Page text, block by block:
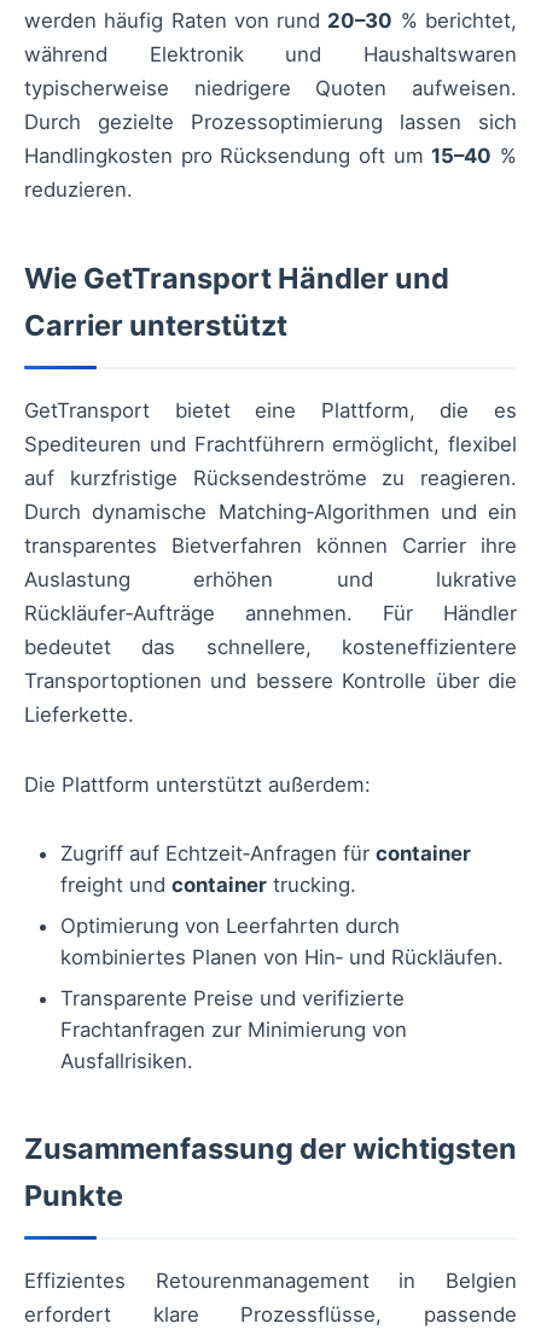
werden häufig Raten von rund 20–30 % berichtet,
während Elektronik und Haushaltswaren
typischerweise niedrigere Quoten aufweisen.
Durch gezielte Prozessoptimierung lassen sich
Handlingkosten pro Rücksendung oft um15–40 %
reduzieren.
Wie GetTransport Händler und
Carrier unterstützt
GetTransport bietet eine Plattform, die es
Spediteuren und Frachtführern ermöglicht, flexibel
auf kurzfristige Rücksendeströme zu reagieren.
Durch dynamische Matching‑Algorithmen und ein
transparentes Bietverfahren können Carrier ihre
Auslastung erhöhen und lukrative
Rückläufer‑Aufträge annehmen. Für Händler
bedeutet das schnellere, kosteneffizientere
Transportoptionen und bessere Kontrolle über die
Lieferkette.
Die Plattform unterstützt außerdem:
Zugriff auf Echtzeit‑Anfragen für container
freight und container trucking.
Optimierung von Leerfahrten durch
kombiniertes Planen von Hin‑ und Rückläufen.
Transparente Preise und verifizierte
Frachtanfragen zur Minimierung von
Ausfallrisiken.
Zusammenfassung der wichtigsten
Punkte
Effizientes Retourenmanagement in Belgien
erfordert klare Prozessflüsse, passende